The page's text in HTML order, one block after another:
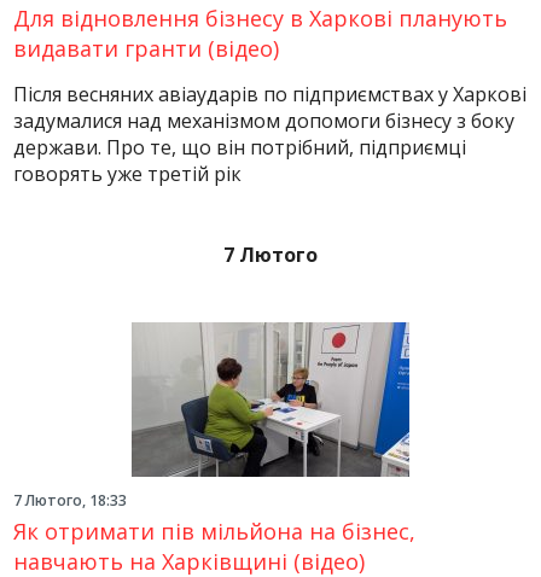
Для відновлення бізнесу в Харкові планують
видавати гранти (відео)
Після весняних авіаударів по підприємствах у Харкові
задумалися над механізмом допомоги бізнесу з боку
держави. Про те, що він потрібний, підприємці
говорять уже третій рік
7 Лютого
7 Лютого, 18:33
Як отримати пів мільйона на бізнес,
навчають на Харківщині (відео)